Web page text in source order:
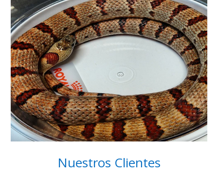
Nuestros Clientes